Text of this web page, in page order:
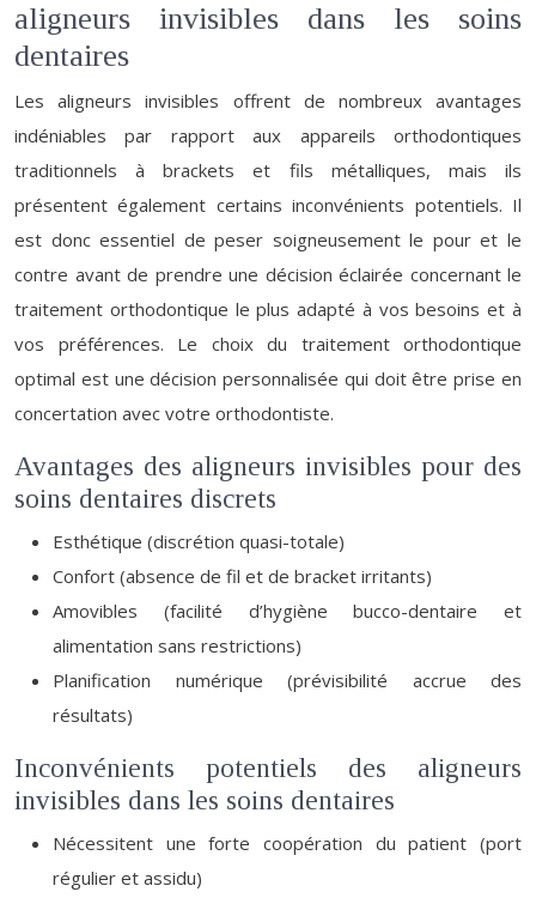
aligneurs invisibles dans les soins
dentaires
Les aligneurs invisibles offrent de nombreux avantages
indéniables par rapport aux appareils orthodontiques
traditionnels à brackets et fils métalliques, mais ils
présentent également certains inconvénients potentiels. Il
est donc essentiel de peser soigneusement le pour et le
contre avant de prendre une décision éclairée concernant le
traitement orthodontique le plus adapté à vos besoins et à
vos préférences. Le choix du traitement orthodontique
optimal est une décision personnalisée qui doit être prise en
concertation avec votre orthodontiste.
Avantages des aligneurs invisibles pour des
soins dentaires discrets
Esthétique (discrétion quasi-totale)
Confort (absence de fil et de bracket irritants)
Amovibles (facilité d’hygiène bucco-dentaire et
alimentation sans restrictions)
Planification numérique (prévisibilité accrue des
résultats)
Inconvénients potentiels des aligneurs
invisibles dans les soins dentaires
Nécessitent une forte coopération du patient (port
régulier et assidu)